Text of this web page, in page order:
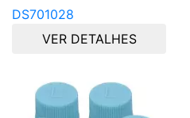
DS701028
VER DETALHES